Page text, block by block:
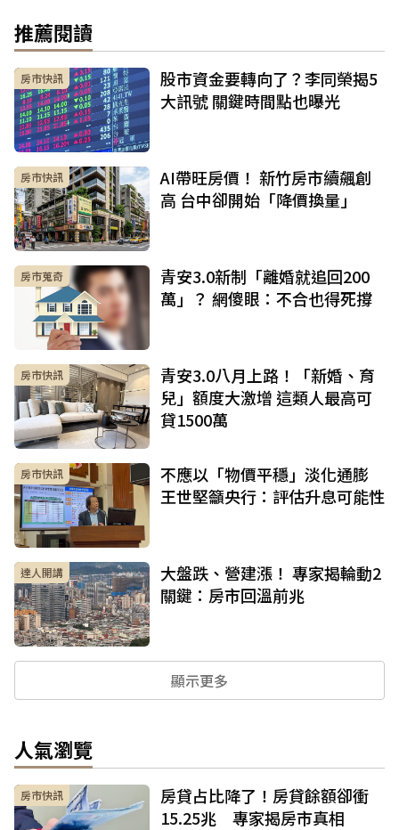
推薦閱讀
房市快訊
股市資金要轉向了？李同榮揭5
大訊號 關鍵時間點也曝光
房市快訊
AI帶旺房價！ 新竹房市續飆創
高 台中卻開始「降價換量」
房市蒐奇
青安3.0新制「離婚就追回200
萬」？ 網傻眼：不合也得死撐
房市快訊
青安3.0八月上路！「新婚、育
兒」額度大激增 這類人最高可
貸1500萬
房市快訊
不應以「物價平穩」淡化通膨
王世堅籲央行：評估升息可能性
達人開講
大盤跌、營建漲！ 專家揭輪動2
關鍵：房市回溫前兆
顯示更多
人氣瀏覽
房市快訊
房貸占比降了！房貸餘額卻衝
15.25兆 專家揭房市真相